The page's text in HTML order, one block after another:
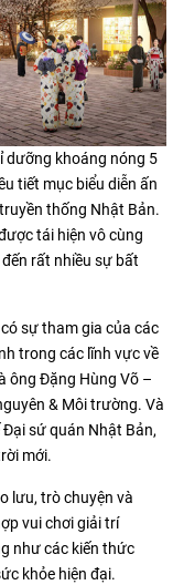
dưỡng khoáng nóng 5
tiết mục biểu diễn ấn
thống Nhật Bản.
tái hiện vô cùng
rất nhiều sự bất
sự tham gia của các
trong các lĩnh vực về
ông Đặng Hùng Võ –
& Môi trường. Và
Đại sứ quán Nhật Bản,
mới.
lưu, trò chuyện và
vui chơi giải trí
như các kiến thức
khỏe hiện đại.